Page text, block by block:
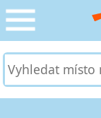
CESTOVÁNÍ
SLUŽBY &